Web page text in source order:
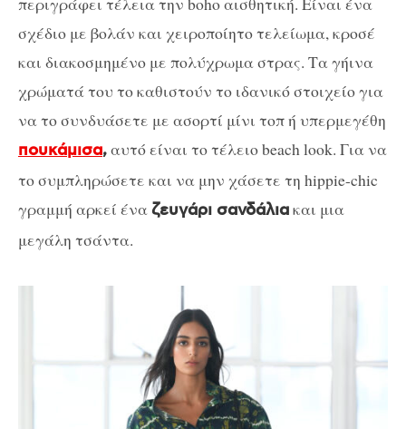
σχέδιο με βολάν και χειροποίητο τελείωμα, κροσέ
και διακοσμημένο με πολύχρωμα στρας. Τα γήινα
χρώματά του το καθιστούν το ιδανικό στοιχείο για
να το συνδυάσετε με ασορτί μίνι τοπ ή υπερμεγέθη
πουκάμισα,αυτό είναι το τέλειο beach look. Για να
το συμπληρώσετε και να μην χάσετε τη hippie-chic
γραμμή αρκεί ένα ζευγάρι σανδάλιακαι μια
μεγάλη τσάντα.